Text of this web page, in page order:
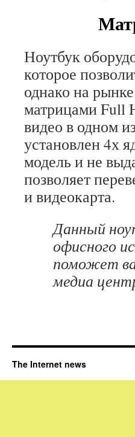
Ноутбук
которое
однако на
матрицами Full
видео в одном
установлен 4х
модель и не
позволяет
и видеокарта.
Данный
офисного
поможет
медиа
The Internet news